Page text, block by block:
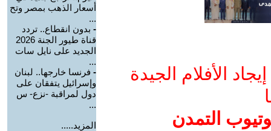
الأفلام الجيدة
التمدن
أسعار الذهب بمصر وتح
...
- بدون انقطاع.. تردد
قناة طيور الجنة 2026
الجديد على نايل سات
...
- فرنسا خارجها.. لبنان
وإسرائيل يتفقان على
دول لمراقبة -نزع- س
...
المزيد.....